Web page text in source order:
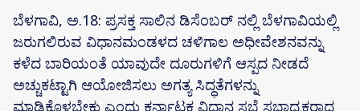
ಬೆಳಗಾವಿ, ಅ.18: ಪ್ರಸಕ್ತ ಸಾಲಿನ ಡಿಸೆಂಬರ್ ನಲ್ಲಿ ಬೆಳಗಾವಿಯಲ್ಲಿ
ಜರುಗಲಿರುವ ವಿಧಾನಮಂಡಳದ ಚಳಿಗಾಲ ಅಧೀವೇಶನವನ್ನು
ಕಳೆದ ಬಾರಿಯಂತೆ ಯಾವುದೇ ದೂರುಗಳಿಗೆ ಆಸ್ಪದ ನೀಡದೆ
ಅಚ್ಚುಕಟ್ಟಾಗಿ ಆಯೋಜಿಸಲು ಅಗತ್ಯ ಸಿದ್ಧತೆಗಳನ್ನು
ಮಾಡಿಕೊಳ್ಳಬೇಕು ಎಂದು ಕರ್ನಾಟಕ ವಿಧಾನ ಸಭೆ ಸಭಾಧ್ಯಕ್ಷರಾದ